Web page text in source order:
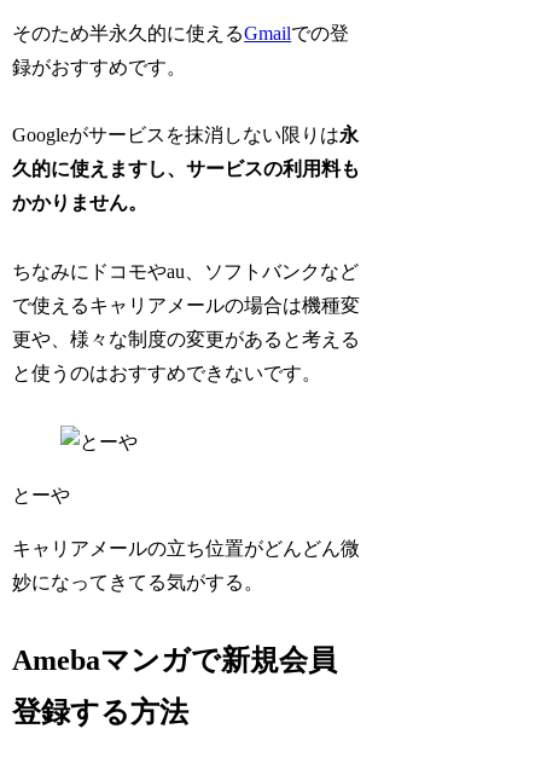
そのため半永久的に使えるGmailでの登
録がおすすめです。
Googleがサービスを抹消しない限りは永
久的に使えますし、サービスの利用料も
かかりません。
ちなみにドコモやau、ソフトバンクなど
で使えるキャリアメールの場合は機種変
更や、様々な制度の変更があると考える
と使うのはおすすめできないです。
とーや
キャリアメールの立ち位置がどんどん微
妙になってきてる気がする。
Amebaマンガで新規会員
登録する方法